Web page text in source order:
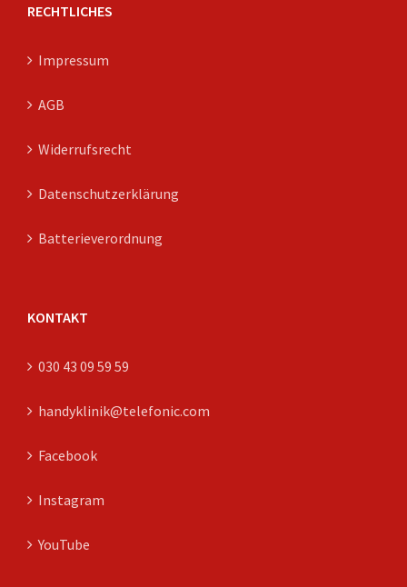
RECHTLICHES
Impressum
AGB
Widerrufsrecht
Datenschutzerklärung
Batterieverordnung
KONTAKT
030 43 09 59 59
handyklinik@telefonic.com
Facebook
Instagram
YouTube